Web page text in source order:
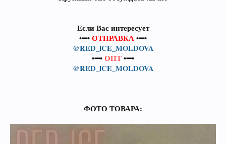
Если Вас интересует
•➖•ОТПРАВКА•➖•
@RED_lCE_MOLDOVA
•➖•ОПТ•➖•
@RED_lCE_MOLDOVA
ФОТО ТОВАРА: